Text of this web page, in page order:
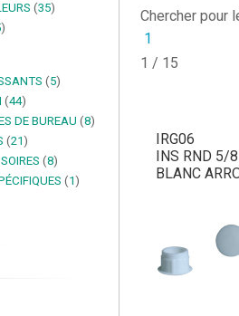
(35)
)
(5)
(44)
DE BUREAU (8)
(21)
(8)
(1)
Chercher pour
1
1 / 15
IRG06
INS RND 5/
BLANC